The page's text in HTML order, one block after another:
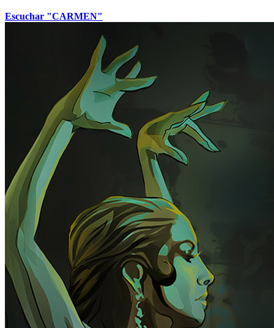
Escuchar "CARMEN"